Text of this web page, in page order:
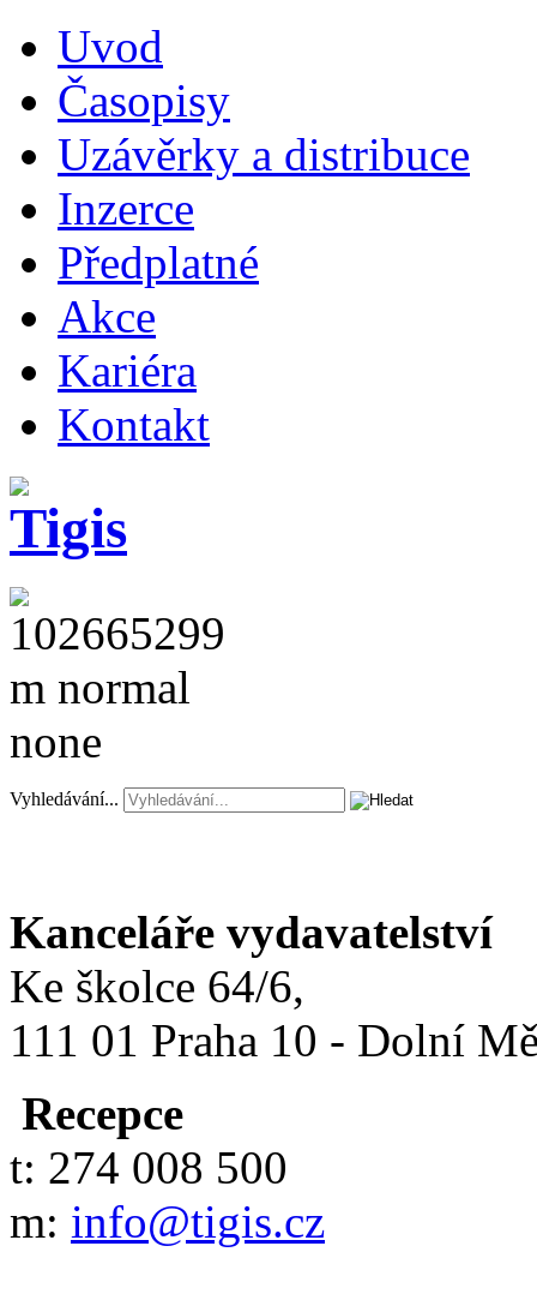
Uvod
Časopisy
Uzávěrky a distribuce
Inzerce
Předplatné
Akce
Kariéra
Kontakt
Vyhledávání...
Kanceláře vydavatelství
Ke školce 64/6,
111 01 Praha 10 - Dolní
Recepce
t: 274 008 500
m: info@tigis.cz